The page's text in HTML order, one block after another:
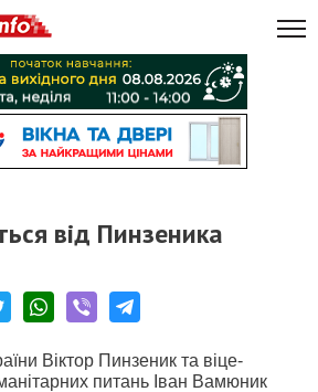
від Пинзеника
Віктор Пинзеник та віце-
питань Іван Вамюник